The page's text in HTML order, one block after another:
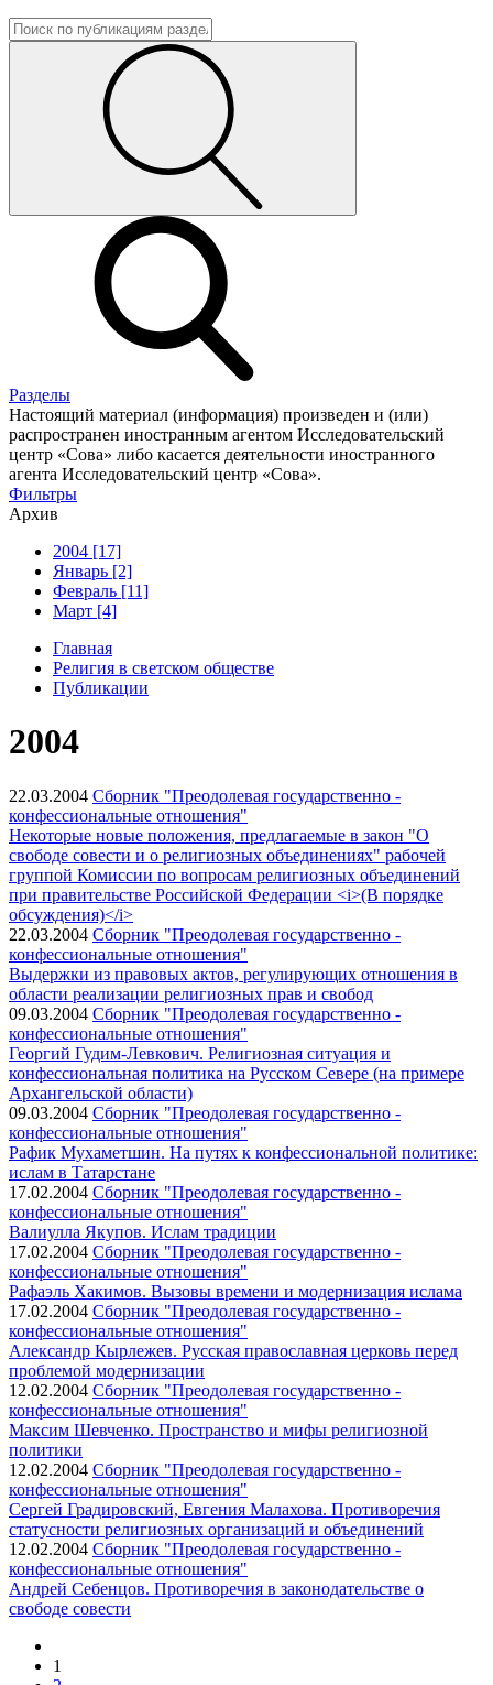
Разделы
Настоящий материал (информация) произведен и (или)
распространен иностранным агентом Исследовательский
центр «Сова» либо касается деятельности иностранного
агента Исследовательский центр «Сова».
Фильтры
Архив
2004 [17]
Январь [2]
Февраль [11]
Март [4]
Главная
Религия в светском обществе
Публикации
2004
22.03.2004 Сборник "Преодолевая государственно -
конфессиональные отношения"
Некоторые новые положения, предлагаемые в закон "О
свободе совести и о религиозных объединениях" рабочей
группой Комиссии по вопросам религиозных объединений
при правительстве Российской Федерации <i>(В порядке
обсуждения)</i>
22.03.2004 Сборник "Преодолевая государственно -
конфессиональные отношения"
Выдержки из правовых актов, регулирующих отношения в
области реализации религиозных прав и свобод
09.03.2004 Сборник "Преодолевая государственно -
конфессиональные отношения"
Георгий Гудим-Левкович. Религиозная ситуация и
конфессиональная политика на Русском Севере (на примере
Архангельской области)
09.03.2004 Сборник "Преодолевая государственно -
конфессиональные отношения"
Рафик Мухаметшин. На путях к конфессиональной политике:
ислам в Татарстане
17.02.2004 Сборник "Преодолевая государственно -
конфессиональные отношения"
Валиулла Якупов. Ислам традиции
17.02.2004 Сборник "Преодолевая государственно -
конфессиональные отношения"
Рафаэль Хакимов. Вызовы времени и модернизация ислама
17.02.2004 Сборник "Преодолевая государственно -
конфессиональные отношения"
Александр Кырлежев. Русская православная церковь перед
проблемой модернизации
12.02.2004 Сборник "Преодолевая государственно -
конфессиональные отношения"
Максим Шевченко. Пространство и мифы религиозной
политики
12.02.2004 Сборник "Преодолевая государственно -
конфессиональные отношения"
Сергей Градировский, Евгения Малахова. Противоречия
статусности религиозных организаций и объединений
12.02.2004 Сборник "Преодолевая государственно -
конфессиональные отношения"
Андрей Себенцов. Противоречия в законодательстве о
свободе совести
1